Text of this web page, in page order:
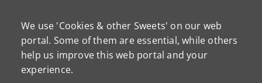
We use 'Cookies & other Sweets' on our web
portal. Some of them are essential, while others
help us improve this web portal and your
experience.